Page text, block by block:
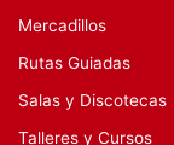
Mercadillos
Rutas Guiadas
Salas y Discotecas
Talleres y Cursos